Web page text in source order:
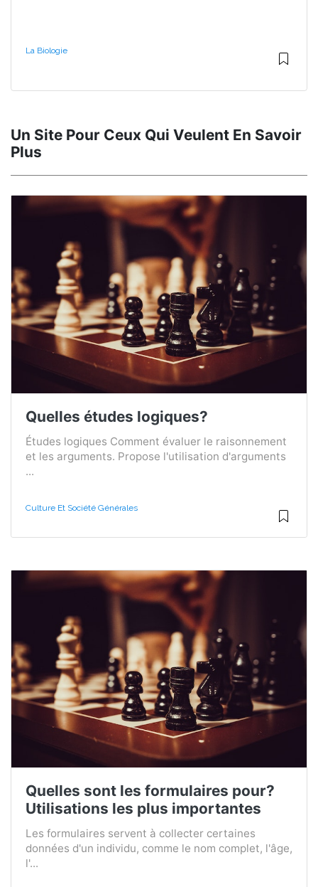
La Biologie
Un Site Pour Ceux Qui Veulent En Savoir
Plus
Quelles études logiques?
Études logiques Comment évaluer le raisonnement
et les arguments. Propose l'utilisation d'arguments
...
Culture Et Société Générales
Quelles sont les formulaires pour?
Utilisations les plus importantes
Les formulaires servent à collecter certaines
données d'un individu, comme le nom complet, l'âge,
l'...